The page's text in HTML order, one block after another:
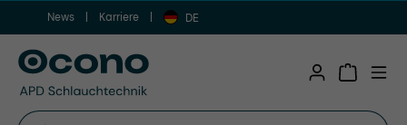
Zum Hauptinhalt springen
News Karriere DE